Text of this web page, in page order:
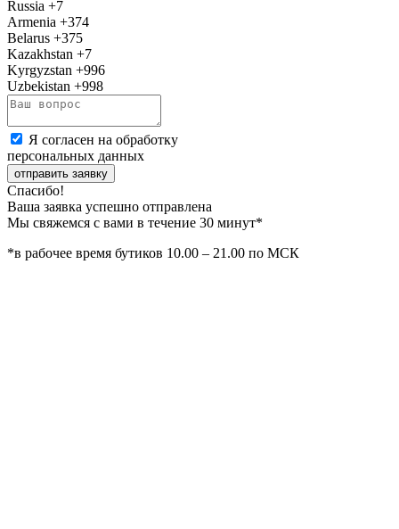
Russia +7
Armenia +374
Belarus +375
Kazakhstan +7
Kyrgyzstan +996
Uzbekistan +998
Я согласен на обработку
персональных данных
отправить заявку
Спасибо!
Ваша заявка успешно отправлена
Мы свяжемся с вами в течение 30 минут*
*в рабочее время бутиков 10.00 – 21.00 по МСК